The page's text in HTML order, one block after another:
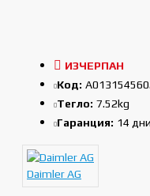
ИЗЧЕРПАН
Код:
Тегло: 7.52kg
Гаранция: 14 дни
Daimler AG